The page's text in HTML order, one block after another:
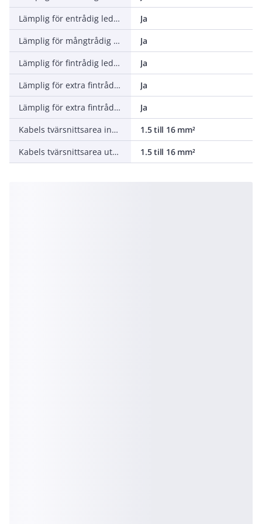
Lämplig för entrådig ledare (massiv)
Ja
Lämplig för mångtrådig ledare
Ja
Lämplig för fintrådig ledare utan hylsor
Ja
Lämplig för extra fintrådig ledare
Ja
Lämplig för extra fintrådig ledare utan hylsor
Ja
Kabels tvärsnittsarea ingång
1.5 till 16 mm²
Kabels tvärsnittsarea utgång
1.5 till 16 mm²